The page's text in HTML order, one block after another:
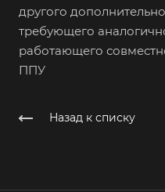
другого
требующего
работающего
ППУ
Назад к списку